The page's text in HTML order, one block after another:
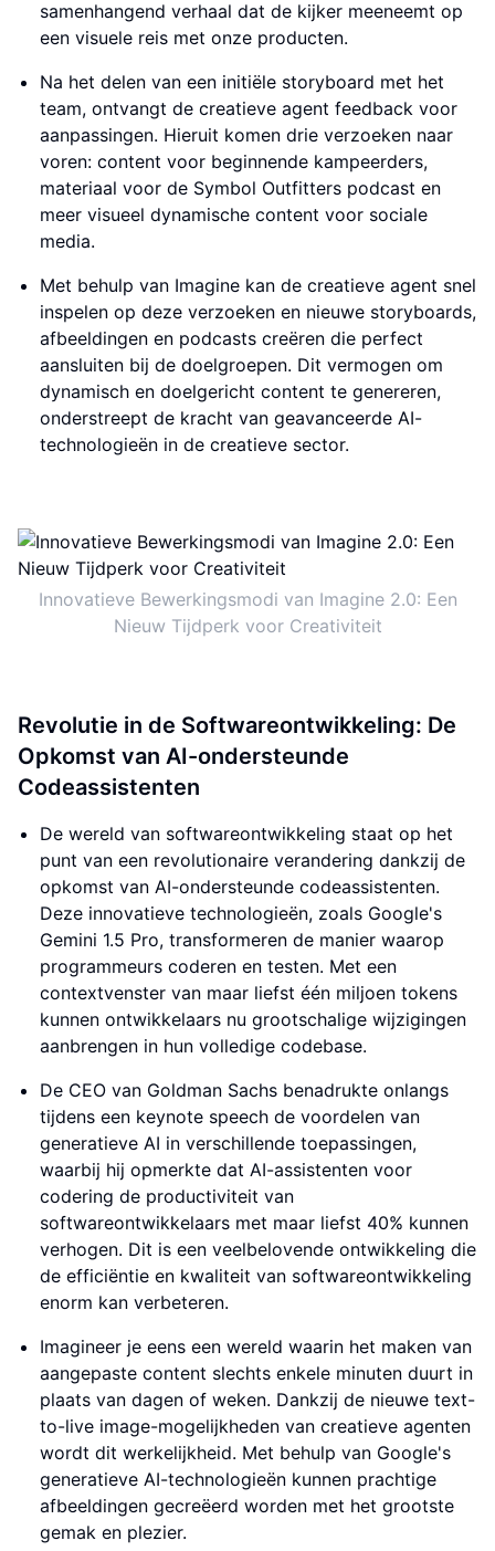
samenhangend verhaal dat de kijker meeneemt op
een visuele reis met onze producten.
Na het delen van een initiële storyboard met het
team, ontvangt de creatieve agent feedback voor
aanpassingen. Hieruit komen drie verzoeken naar
voren: content voor beginnende kampeerders,
materiaal voor de Symbol Outfitters podcast en
meer visueel dynamische content voor sociale
media.
Met behulp van Imagine kan de creatieve agent snel
inspelen op deze verzoeken en nieuwe storyboards,
afbeeldingen en podcasts creëren die perfect
aansluiten bij de doelgroepen. Dit vermogen om
dynamisch en doelgericht content te genereren,
onderstreept de kracht van geavanceerde AI-
technologieën in de creatieve sector.
Innovatieve Bewerkingsmodi van Imagine 2.0: Een
Nieuw Tijdperk voor Creativiteit
Revolutie in de Softwareontwikkeling: De
Opkomst van AI-ondersteunde
Codeassistenten
De wereld van softwareontwikkeling staat op het
punt van een revolutionaire verandering dankzij de
opkomst van AI-ondersteunde codeassistenten.
Deze innovatieve technologieën, zoals Google's
Gemini 1.5 Pro, transformeren de manier waarop
programmeurs coderen en testen. Met een
contextvenster van maar liefst één miljoen tokens
kunnen ontwikkelaars nu grootschalige wijzigingen
aanbrengen in hun volledige codebase.
De CEO van Goldman Sachs benadrukte onlangs
tijdens een keynote speech de voordelen van
generatieve AI in verschillende toepassingen,
waarbij hij opmerkte dat AI-assistenten voor
codering de productiviteit van
softwareontwikkelaars met maar liefst 40% kunnen
verhogen. Dit is een veelbelovende ontwikkeling die
de efficiëntie en kwaliteit van softwareontwikkeling
enorm kan verbeteren.
Imagineer je eens een wereld waarin het maken van
aangepaste content slechts enkele minuten duurt in
plaats van dagen of weken. Dankzij de nieuwe text-
to-live image-mogelijkheden van creatieve agenten
wordt dit werkelijkheid. Met behulp van Google's
generatieve AI-technologieën kunnen prachtige
afbeeldingen gecreëerd worden met het grootste
gemak en plezier.